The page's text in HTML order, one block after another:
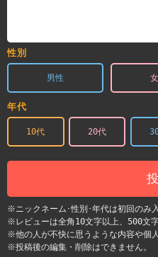
性別
男性
年代
10代 20代
※ニックネーム･性別･年代は初回のみ
※レビューは全角10文字以上、500文
※他の人が不快に思うような内容や個
※投稿後の編集・削除はできません。